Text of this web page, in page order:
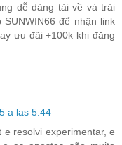
dễ dàng tải về và trải
để nhận link
ưu đãi +100k khi đăng
a las 5:44
resolvi experimentar, e